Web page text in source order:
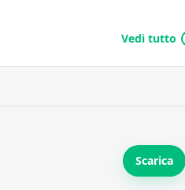
Vedi tutto
Scarica